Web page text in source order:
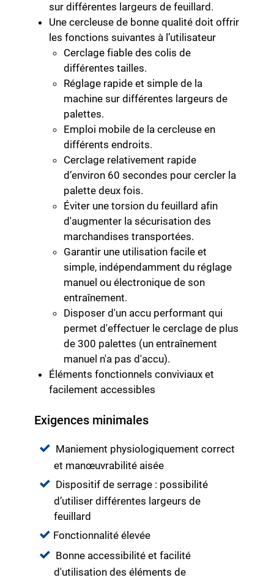
sur différentes largeurs de feuillard.
Une cercleuse de bonne qualité doit offrir
les fonctions suivantes à l’utilisateur
Cerclage fiable des colis de
différentes tailles.
Réglage rapide et simple de la
machine sur différentes largeurs de
palettes.
Emploi mobile de la cercleuse en
différents endroits.
Cerclage relativement rapide
d’environ 60 secondes pour cercler la
palette deux fois.
Éviter une torsion du feuillard afin
d'augmenter la sécurisation des
marchandises transportées.
Garantir une utilisation facile et
simple, indépendamment du réglage
manuel ou électronique de son
entraînement.
Disposer d'un accu performant qui
permet d'effectuer le cerclage de plus
de 300 palettes (un entraînement
manuel n'a pas d'accu).
Éléments fonctionnels conviviaux et
facilement accessibles
Exigences minimales
Maniement physiologiquement correct
et manœuvrabilité aisée
Dispositif de serrage : possibilité
d’utiliser différentes largeurs de
feuillard
Fonctionnalité élevée
Bonne accessibilité et facilité
d'utilisation des éléments de